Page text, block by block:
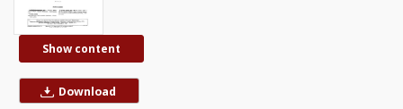
Show content
Download